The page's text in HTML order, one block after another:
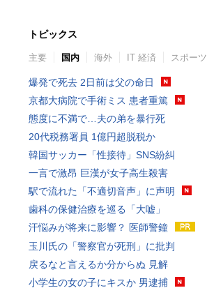
トピックス
主要 国内 海外 IT 経済 スポーツ
爆発で死去 2日前は父の命日
京都大病院で手術ミス 患者重篤
態度に不満で…夫の弟を暴行死
20代税務署員 1億円超脱税か
韓国サッカー「性接待」SNS紛糾
一言で激昂 巨漢が女子高生殺害
駅で流れた「不適切音声」に声明
歯科の保健治療を巡る「大嘘」
汗悩みが将来に影響？ 医師警鐘
玉川氏の「警察官が死刑」に批判
戻るなと言えるか分からぬ 見解
小学生の女の子にキスか 男逮捕